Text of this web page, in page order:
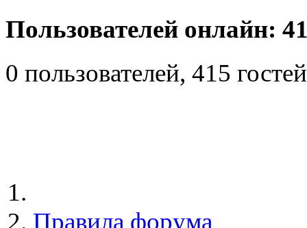
Пользователей онлайн:
0 пользователей, 415
Правила форума